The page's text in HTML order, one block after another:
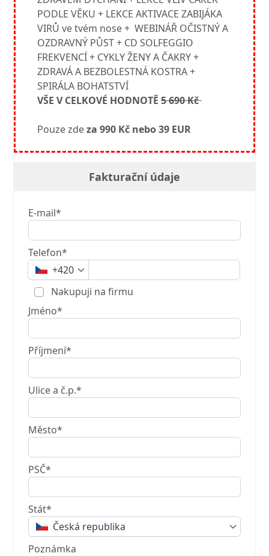
PODLE VĚKU + LEKCE AKTIVACE ZABIJÁKA
VIRŮ ve tvém nose + WEBINÁŘ OČISTNÝ A
OZDRAVNÝ PŮST + CD SOLFEGGIO
FREKVENCÍ + CYKLY ŽENY A ČAKRY +
ZDRAVÁ A BEZBOLESTNÁ KOSTRA +
SPIRÁLA BOHATSTVÍ
VŠE V CELKOVÉ HODNOTĚ5 690 Kč
Pouze zdeza 990 Kč nebo 39 EUR
Fakturační údaje
E-mail*
Telefon*
+420
Nakupuji na firmu
Jméno*
Příjmení*
Ulice a č.p.*
Město*
PSČ*
Stát*
Česká republika
Poznámka